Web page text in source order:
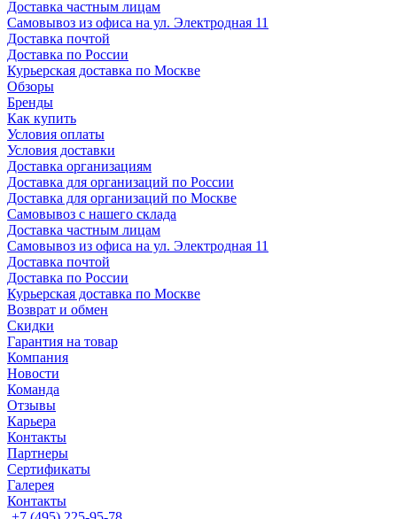
Доставка частным лицам
Самовывоз из офиса на ул. Электродная 11
Доставка почтой
Доставка по России
Курьерская доставка по Москве
Обзоры
Бренды
Как купить
Условия оплаты
Условия доставки
Доставка организациям
Доставка для организаций по России
Доставка для организаций по Москве
Самовывоз с нашего склада
Доставка частным лицам
Самовывоз из офиса на ул. Электродная 11
Доставка почтой
Доставка по России
Курьерская доставка по Москве
Возврат и обмен
Скидки
Гарантия на товар
Компания
Новости
Команда
Отзывы
Карьера
Контакты
Партнеры
Сертификаты
Галерея
Контакты